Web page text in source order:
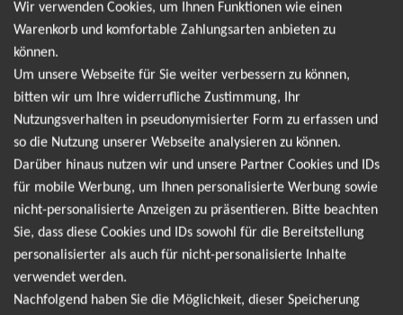
erleben. Ob in kleinen Clubs oder auf den großen
Festivalbühnen – Tream liefert jedes Mal eine Show, die unter
die Haut geht. Seine energiegeladene Performance, ehrliche
Texte und der direkte Draht zum Publikum machen jedes
Konzert zu einem unvergesslichen Erlebnis. Die Nachfrage
nach Tream Tickets ist riesig – kein Wunder bei einem Künstler,
der live alles gibt und seine Fans jedes Mal mitreißt. Wenn du
Teil der Bewegung sein willst, solltest du dir jetzt dein Ticket
sichern, bevor es zu spät ist. Auf dieser Seite bekommst du
deine Eintrittskarten direkt und sicher. Warte nicht lange –
Tream live ist mehr als ein Konzert, es ist ein Ereignis. Sei
dabei.
OPEN AIR 2026
Wir verwenden Cookies, um Ihnen Funktionen wie einen
Warenkorb und komfortable Zahlungsarten anbieten zu
können.
Um unsere Webseite für Sie weiter verbessern zu können,
bitten wir um Ihre widerrufliche Zustimmung, Ihr
Nutzungsverhalten in pseudonymisierter Form zu erfassen und
so die Nutzung unserer Webseite analysieren zu können.
Darüber hinaus nutzen wir und unsere Partner Cookies und IDs
für mobile Werbung, um Ihnen personalisierte Werbung sowie
nicht-personalisierte Anzeigen zu präsentieren. Bitte beachten
Sie, dass diese Cookies und IDs sowohl für die Bereitstellung
personalisierter als auch für nicht-personalisierte Inhalte
verwendet werden.
Nachfolgend haben Sie die Möglichkeit, dieser Speicherung